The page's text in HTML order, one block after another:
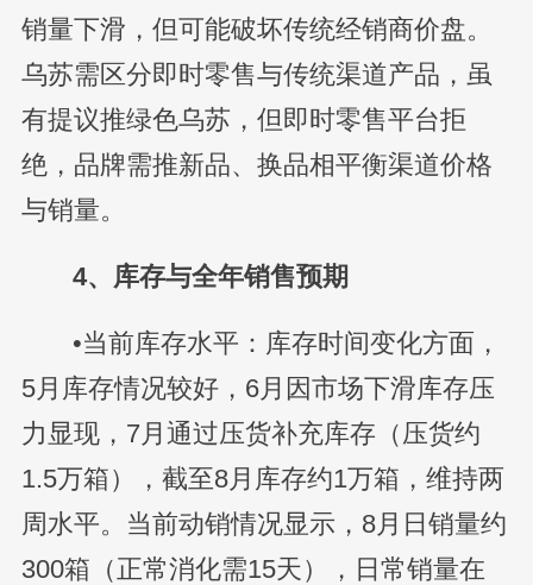
销量下滑，但可能破坏传统经销商价盘。
乌苏需区分即时零售与传统渠道产品，虽
有提议推绿色乌苏，但即时零售平台拒
绝，品牌需推新品、换品相平衡渠道价格
与销量。
4、库存与全年销售预期
•当前库存水平：库存时间变化方面，
5月库存情况较好，6月因市场下滑库存压
力显现，7月通过压货补充库存（压货约
1.5万箱），截至8月库存约1万箱，维持两
周水平。当前动销情况显示，8月日销量约
300箱（正常消化需15天），日常销量在